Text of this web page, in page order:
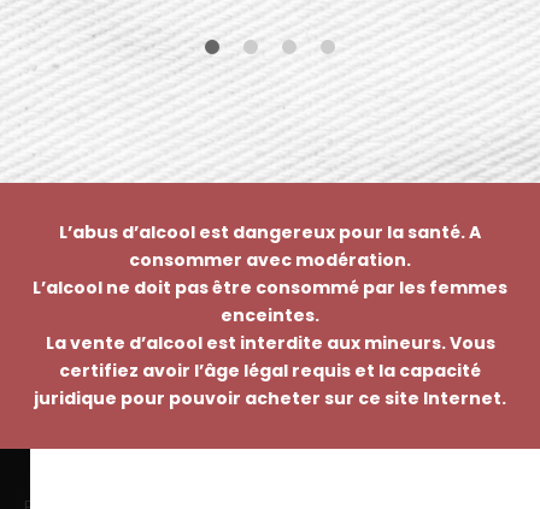
L’abus d’alcool est dangereux pour la santé. A
consommer avec modération.
L’alcool ne doit pas être consommé par les femmes
enceintes.
La vente d’alcool est interdite aux mineurs. Vous
certifiez avoir l’âge légal requis et la capacité
juridique pour pouvoir acheter sur ce site Internet.